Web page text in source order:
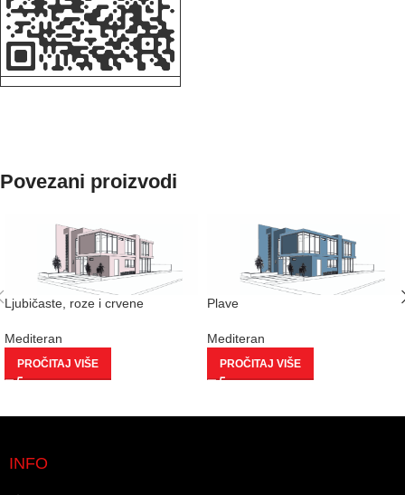
Povezani proizvodi
Ljubičaste, roze i crvene
Mediteran
PROČITAJ VIŠE
Plave
Mediteran
PROČITAJ VIŠE
INFO